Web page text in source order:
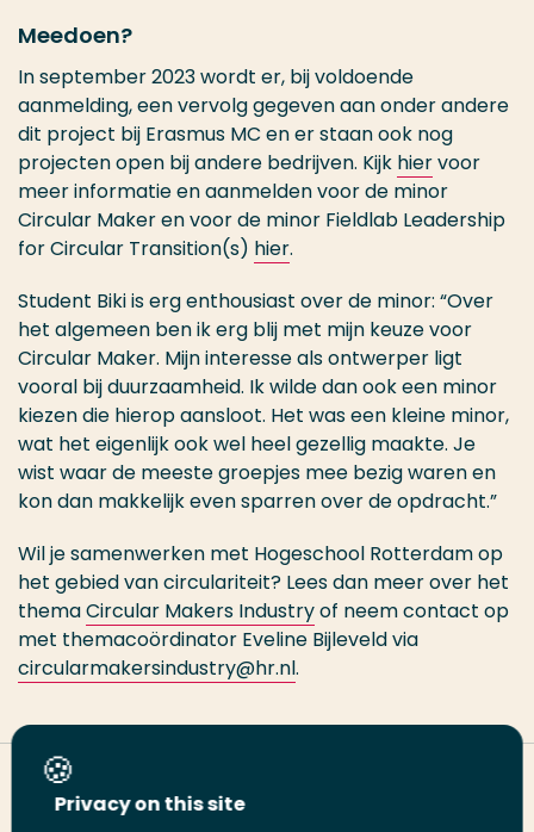
Meedoen?
In september 2023 wordt er, bij voldoende
aanmelding, een vervolg gegeven aan onder andere
dit project bij Erasmus MC en er staan ook nog
projecten open bij andere bedrijven. Kijk hiervoor
meer informatie en aanmelden voor de minor
Circular Maker en voor de minor Fieldlab Leadership
for Circular Transition(s) hier.
Student Biki is erg enthousiast over de minor: “Over
het algemeen ben ik erg blij met mijn keuze voor
Circular Maker. Mijn interesse als ontwerper ligt
vooral bij duurzaamheid. Ik wilde dan ook een minor
kiezen die hierop aansloot. Het was een kleine minor,
wat het eigenlijk ook wel heel gezellig maakte. Je
wist waar de meeste groepjes mee bezig waren en
kon dan makkelijk even sparren over de opdracht.”
Wil je samenwerken met Hogeschool Rotterdam op
het gebied van circulariteit? Lees dan meer over het
themaCircular Makers Industryof neem contact op
met themacoördinator Eveline Bijleveld via
circularmakersindustry@hr.nl.
Deel deze pagina
Privacy on this site